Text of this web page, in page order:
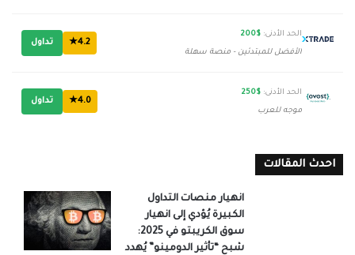
الحد الأدنى: $200
الأفضل للمبتدئين - منصة سهلة
4.2★ تداول
الحد الأدنى: $250
موجه للعرب
4.0★ تداول
احدث المقالات
انهيار منصات التداول
الكبيرة يُؤدي إلى انهيار
سوق الكريبتو في 2025:
شبح “تأثير الدومينو” يُهدد